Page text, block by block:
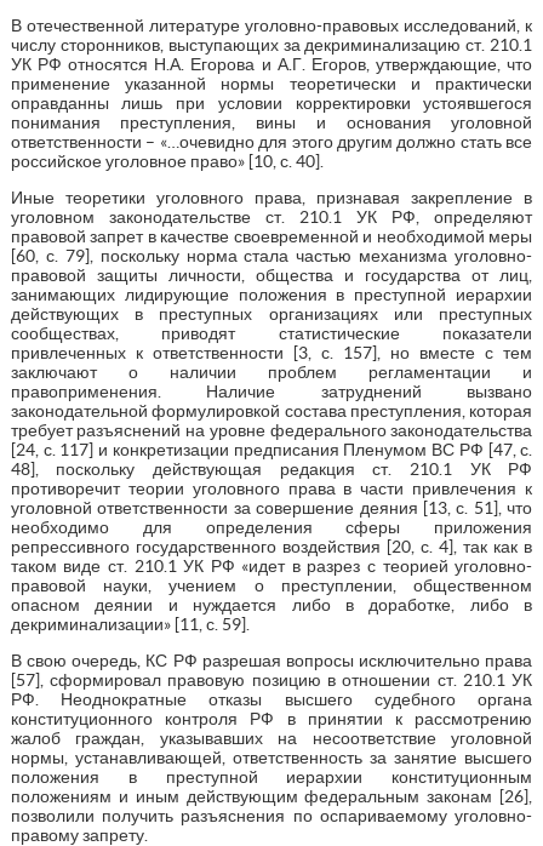
В отечественной литературе уголовно-правовых исследований, к
числу сторонников, выступающих за декриминализацию ст. 210.1
УК РФ относятся Н.А. Егорова и А.Г. Егоров, утверждающие, что
применение указанной нормы теоретически и практически
оправданны лишь при условии корректировки устоявшегося
понимания преступления, вины и основания уголовной
ответственности – «…очевидно для этого другим должно стать все
российское уголовное право» [10, с. 40].
Иные теоретики уголовного права, признавая закрепление в
уголовном законодательстве ст. 210.1 УК РФ, определяют
правовой запрет в качестве своевременной и необходимой меры
[60, с. 79], поскольку норма стала частью механизма уголовно-
правовой защиты личности, общества и государства от лиц,
занимающих лидирующие положения в преступной иерархии
действующих в преступных организациях или преступных
сообществах, приводят статистические показатели
привлеченных к ответственности [3, с. 157], но вместе с тем
заключают о наличии проблем регламентации и
правоприменения. Наличие затруднений вызвано
законодательной формулировкой состава преступления, которая
требует разъяснений на уровне федерального законодательства
[24, с. 117] и конкретизации предписания Пленумом ВС РФ [47, с.
48], поскольку действующая редакция ст. 210.1 УК РФ
противоречит теории уголовного права в части привлечения к
уголовной ответственности за совершение деяния [13, с. 51], что
необходимо для определения сферы приложения
репрессивного государственного воздействия [20, с. 4], так как в
таком виде ст. 210.1 УК РФ «идет в разрез с теорией уголовно-
правовой науки, учением о преступлении, общественном
опасном деянии и нуждается либо в доработке, либо в
декриминализации» [11, с. 59].
В свою очередь, КС РФ разрешая вопросы исключительно права
[57], сформировал правовую позицию в отношении ст. 210.1 УК
РФ. Неоднократные отказы высшего судебного органа
конституционного контроля РФ в принятии к рассмотрению
жалоб граждан, указывавших на несоответствие уголовной
нормы, устанавливающей, ответственность за занятие высшего
положения в преступной иерархии конституционным
положениям и иным действующим федеральным законам [26],
позволили получить разъяснения по оспариваемому уголовно-
правому запрету.